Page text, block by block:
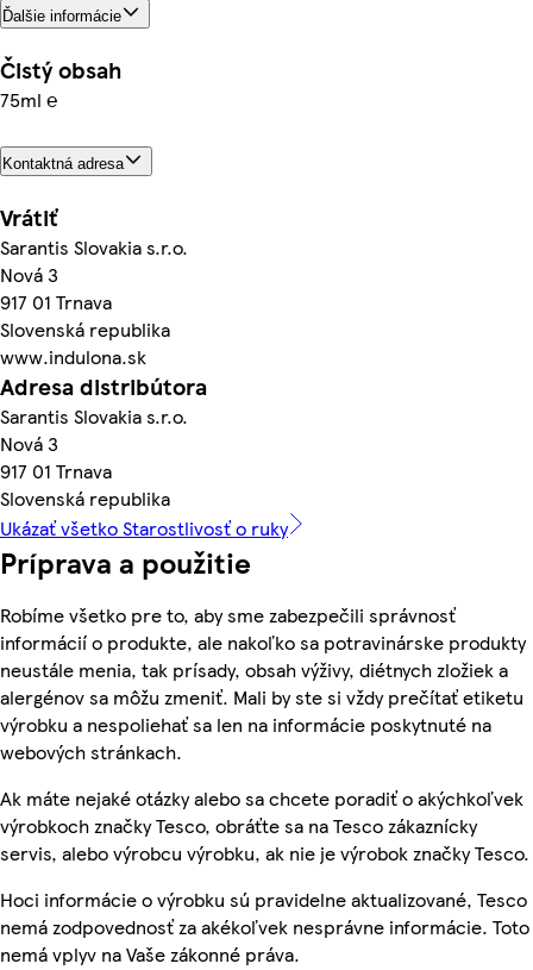
Ďalšie informácie
Čistý obsah
75ml ℮
Kontaktná adresa
Vrátiť
Sarantis Slovakia s.r.o.
Nová 3
917 01 Trnava
Slovenská republika
www.indulona.sk
Adresa distribútora
Sarantis Slovakia s.r.o.
Nová 3
917 01 Trnava
Slovenská republika
Ukázať všetko Starostlivosť o ruky
Príprava a použitie
Robíme všetko pre to, aby sme zabezpečili správnosť
informácií o produkte, ale nakoľko sa potravinárske produkty
neustále menia, tak prísady, obsah výživy, diétnych zložiek a
alergénov sa môžu zmeniť. Mali by ste si vždy prečítať etiketu
výrobku a nespoliehať sa len na informácie poskytnuté na
webových stránkach.
Ak máte nejaké otázky alebo sa chcete poradiť o akýchkoľvek
výrobkoch značky Tesco, obráťte sa na Tesco zákaznícky
servis, alebo výrobcu výrobku, ak nie je výrobok značky Tesco.
Hoci informácie o výrobku sú pravidelne aktualizované, Tesco
nemá zodpovednosť za akékoľvek nesprávne informácie. Toto
nemá vplyv na Vaše zákonné práva.